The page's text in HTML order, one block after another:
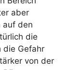
aber
auf den
die
die Gefahr
von der